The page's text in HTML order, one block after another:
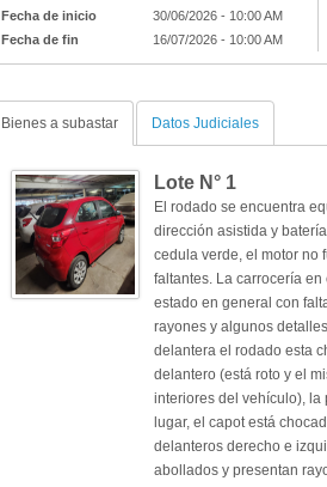
Fecha de inicio
30/06/2026 - 10:00 AM
Fecha de fin
16/07/2026 - 10:00 AM
Bienes a subastar Datos Judiciales
Lote N° 1
El rodado se encuentra
dirección asistida y
cedula verde, el motor no
faltantes. La carrocería
estado en general con
rayones y algunos
delantera el rodado esta
delantero (está roto y el
interiores del vehículo), la
lugar, el capot está
delanteros derecho e
abollados y presentan